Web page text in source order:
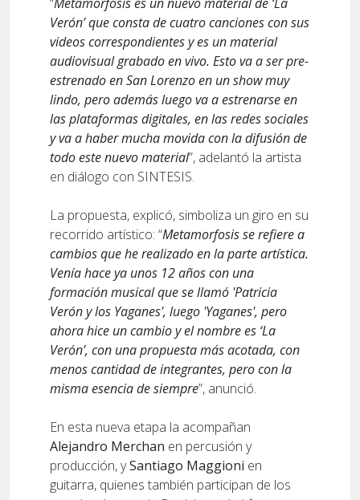
Verón’ que consta de cuatro canciones con sus
videos correspondientes y es un material
audiovisual grabado en vivo. Esto va a ser pre-
estrenado en San Lorenzo en un show muy
lindo, pero además luego va a estrenarse en
las plataformas digitales, en las redes sociales
y va a haber mucha movida con la difusión de
todo este nuevo material”, adelantó la artista
en diálogo con SINTESIS.
La propuesta, explicó, simboliza un giro en su
recorrido artístico: “Metamorfosis se refiere a
cambios que he realizado en la parte artística.
Venía hace ya unos 12 años con una
formación musical que se llamó 'Patricia
Verón y los Yaganes', luego 'Yaganes', pero
ahora hice un cambio y el nombre es ‘La
Verón’, con una propuesta más acotada, con
menos cantidad de integrantes, pero con la
misma esencia de siempre”, anunció.
En esta nueva etapa la acompañan
Alejandro Merchan en percusión y
producción, ySantiago Maggioni en
guitarra, quienes también participan de los